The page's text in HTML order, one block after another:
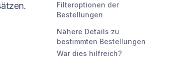
Filteroptionen der
Bestellungen
Nähere Details zu
bestimmten Bestellungen
War dies hilfreich?